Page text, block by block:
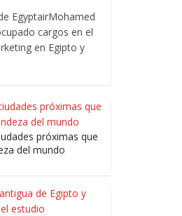
EgyptairMohamed
cargos en el
en Egipto y
próximas que
del mundo